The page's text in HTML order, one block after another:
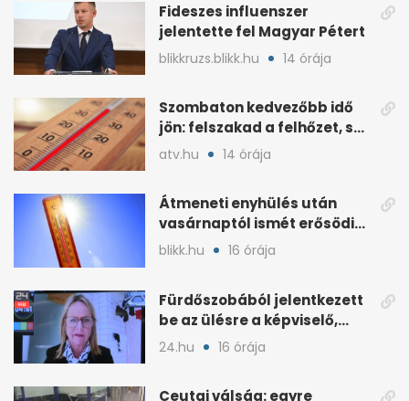
Fideszes influenszer
jelentette fel Magyar Pétert
blikkruzs.blikk.hu 14 órája
Szombaton kedvezőbb idő
jön: felszakad a felhőzet, sok
napsütéssel
atv.hu 14 órája
Átmeneti enyhülés után
vasárnaptól ismét erősödik
a hőség
blikk.hu 16 órája
Fürdőszobából jelentkezett
be az ülésre a képviselő,
árny tűnt fel mögötte
24.hu 16 órája
Ceutai válság: egyre